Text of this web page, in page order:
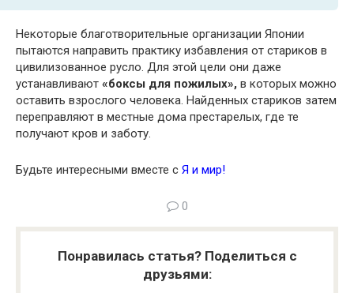
Некоторые благотворительные организации Японии
пытаются направить практику избавления от стариков в
цивилизованное русло. Для этой цели они даже
устанавливают «боксы для пожилых», в которых можно
оставить взрослого человека. Найденных стариков затем
переправляют в местные дома престарелых, где те
получают кров и заботу.
Будьте интересными вместе с Я и мир!
0
Понравилась статья? Поделиться с
друзьями: